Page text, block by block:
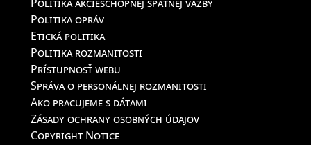
Politika akcieschopnej spätnej väzby
Politika opráv
Etická politika
Politika rozmanitosti
Prístupnosť webu
Správa o personálnej rozmanitosti
Ako pracujeme s dátami
Zásady ochrany osobných údajov
Copyright Notice